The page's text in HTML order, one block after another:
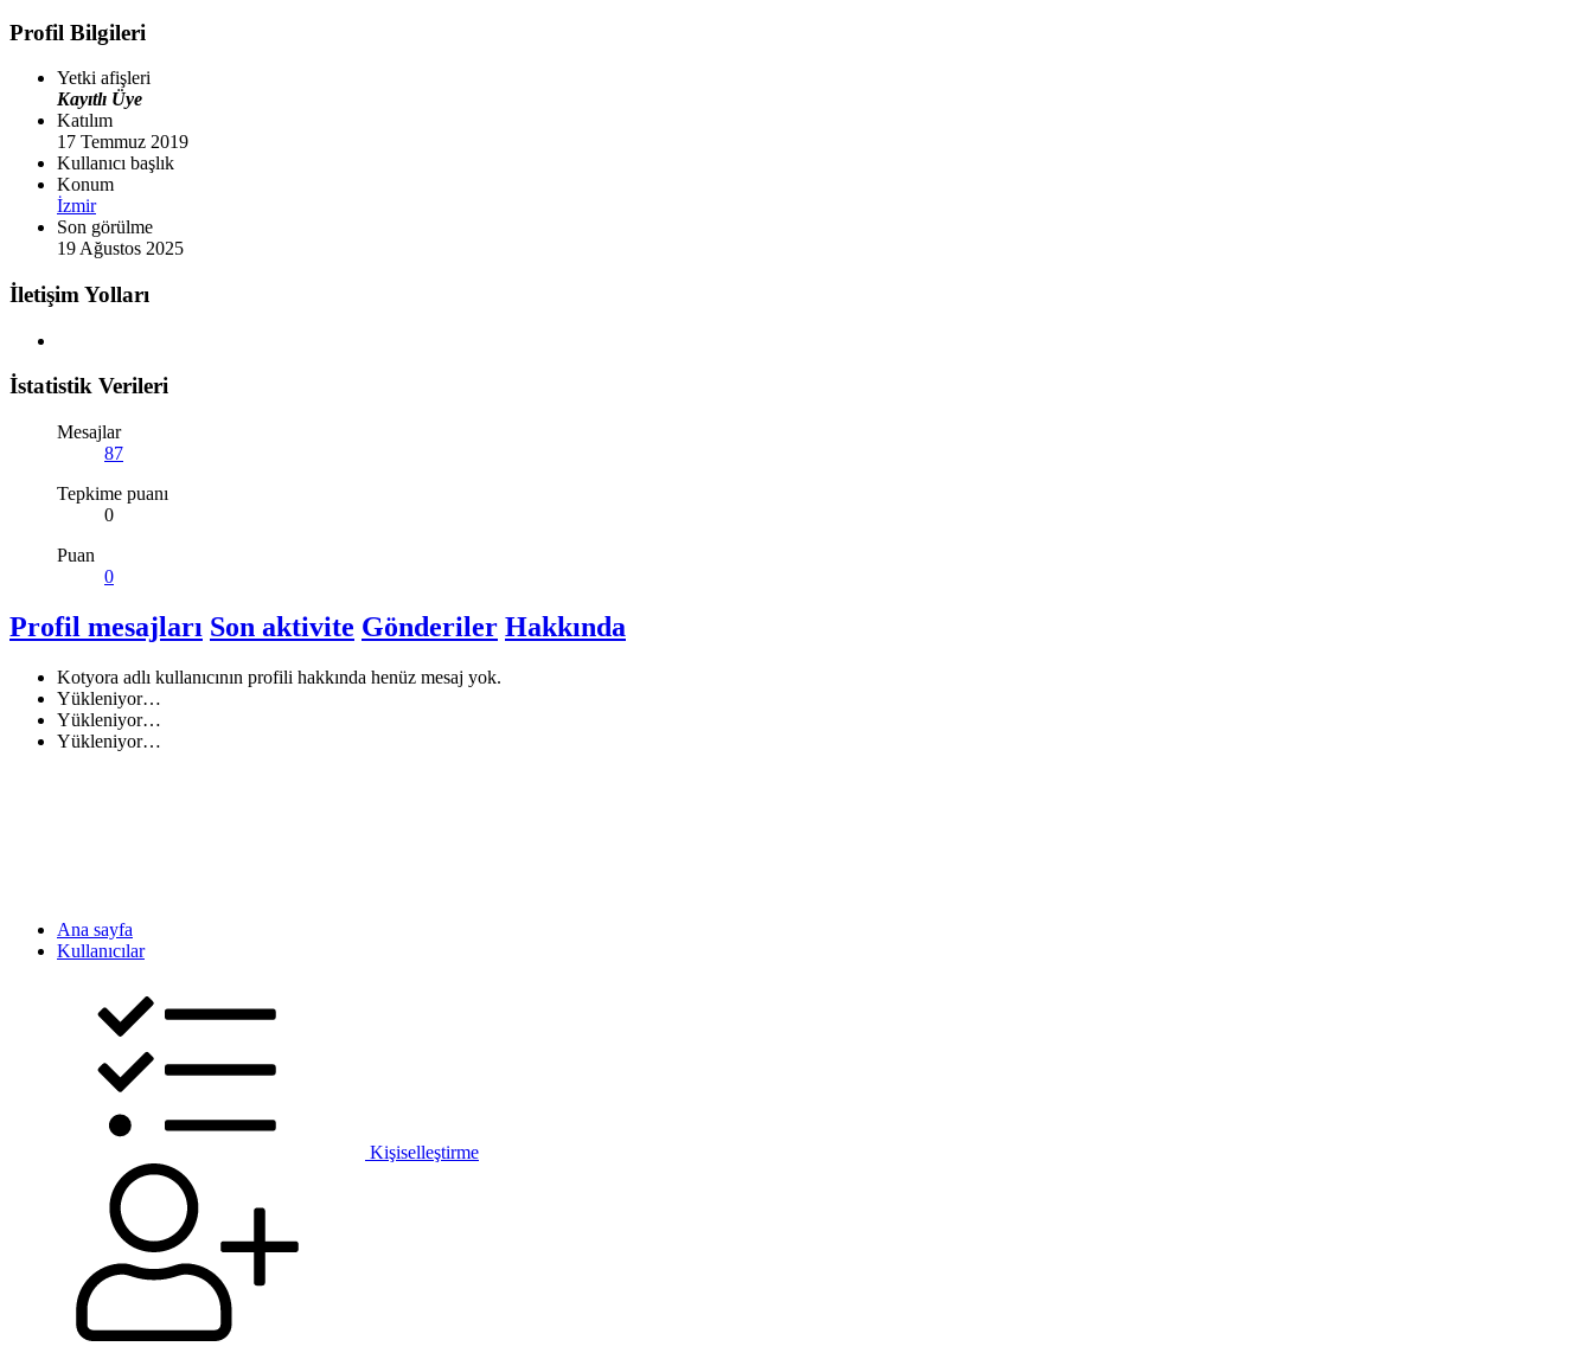
Profil Bilgileri
Yetki afişleri
Kayıtlı Üye
Katılım
17 Temmuz 2019
Kullanıcı başlık
Konum
İzmir
Son görülme
19 Ağustos 2025
İletişim Yolları
İstatistik Verileri
Mesajlar
87
Tepkime puanı
0
Puan
0
Profil mesajları Son aktivite Gönderiler Hakkında
Kotyora adlı kullanıcının profili hakkında henüz mesaj yok.
Yükleniyor…
Yükleniyor…
Yükleniyor…
Ana sayfa
Kullanıcılar
Kişiselleştirme